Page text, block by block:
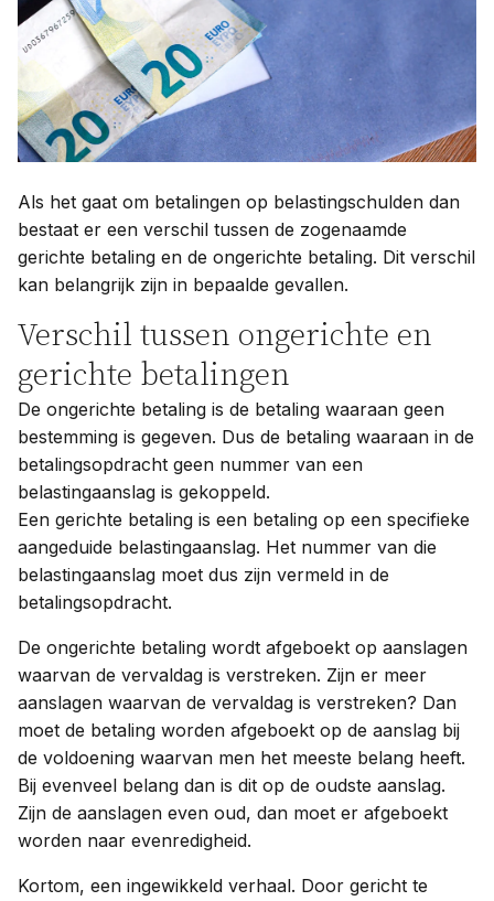
Contact
Taal:
Als het gaat om betalingen op belastingschulden dan
bestaat er een verschil tussen de zogenaamde
gerichte betaling en de ongerichte betaling. Dit verschil
kan belangrijk zijn in bepaalde gevallen.
Verschil tussen ongerichte en
gerichte betalingen
De ongerichte betaling is de betaling waaraan geen
bestemming is gegeven. Dus de betaling waaraan in de
betalingsopdracht geen nummer van een
belastingaanslag is gekoppeld.
Een gerichte betaling is een betaling op een specifieke
aangeduide belastingaanslag. Het nummer van die
belastingaanslag moet dus zijn vermeld in de
betalingsopdracht.
De ongerichte betaling wordt afgeboekt op aanslagen
waarvan de vervaldag is verstreken. Zijn er meer
aanslagen waarvan de vervaldag is verstreken? Dan
moet de betaling worden afgeboekt op de aanslag bij
de voldoening waarvan men het meeste belang heeft.
Bij evenveel belang dan is dit op de oudste aanslag.
Zijn de aanslagen even oud, dan moet er afgeboekt
worden naar evenredigheid.
Kortom, een ingewikkeld verhaal. Door gericht te